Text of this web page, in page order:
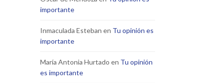
importante
Inmaculada Esteban en Tu opinión es
importante
María Antonia Hurtado en Tu opinión
es importante